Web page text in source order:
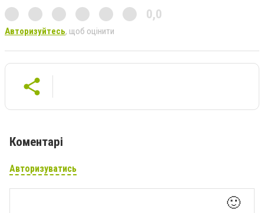
0,0
Авторизуйтесь, щоб оцінити
Коментарі
Авторизуватись
🙂